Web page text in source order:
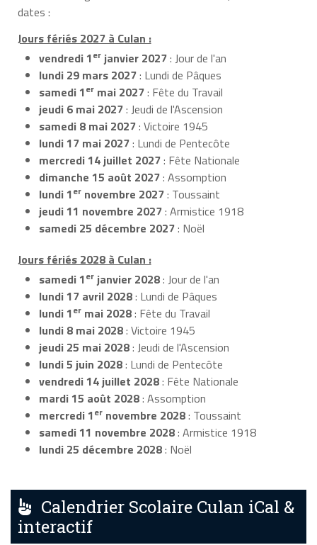
dates :
Jours fériés 2027 à Culan :
vendredi 1er janvier 2027: Jour de l'an
lundi 29 mars 2027: Lundi de Pâques
samedi 1er mai 2027: Fête du Travail
jeudi 6 mai 2027: Jeudi de l'Ascension
samedi 8 mai 2027: Victoire 1945
lundi 17 mai 2027: Lundi de Pentecôte
mercredi 14 juillet 2027: Fête Nationale
dimanche 15 août 2027: Assomption
lundi 1er novembre 2027: Toussaint
jeudi 11 novembre 2027: Armistice 1918
samedi 25 décembre 2027: Noël
Jours fériés 2028 à Culan :
samedi 1er janvier 2028: Jour de l'an
lundi 17 avril 2028: Lundi de Pâques
lundi 1er mai 2028: Fête du Travail
lundi 8 mai 2028: Victoire 1945
jeudi 25 mai 2028: Jeudi de l'Ascension
lundi 5 juin 2028: Lundi de Pentecôte
vendredi 14 juillet 2028: Fête Nationale
mardi 15 août 2028: Assomption
mercredi 1er novembre 2028: Toussaint
samedi 11 novembre 2028: Armistice 1918
lundi 25 décembre 2028: Noël
Calendrier Scolaire Culan iCal &
interactif